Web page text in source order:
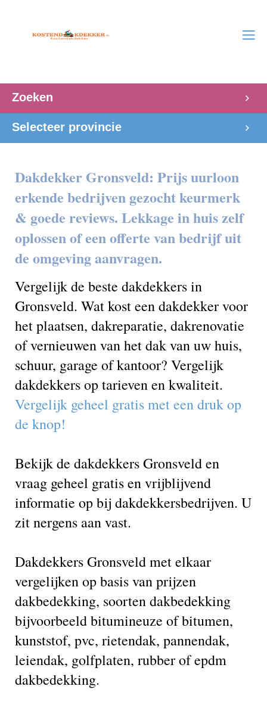
Zoeken
Selecteer provincie
Dakdekker Gronsveld: Prijs uurloon
erkende bedrijven gezocht keurmerk
& goede reviews. Lekkage in huis zelf
oplossen of een offerte van bedrijf uit
de omgeving aanvragen.
Vergelijk de beste dakdekkers in
Gronsveld. Wat kost een dakdekker voor
het plaatsen, dakreparatie, dakrenovatie
of vernieuwen van het dak van uw huis,
schuur, garage of kantoor? Vergelijk
dakdekkers op tarieven en kwaliteit.
Vergelijk geheel gratis met een druk op
de knop!
Bekijk de dakdekkers Gronsveld en
vraag geheel gratis en vrijblijvend
informatie op bij dakdekkersbedrijven. U
zit nergens aan vast.
Dakdekkers Gronsveld met elkaar
vergelijken op basis van prijzen
dakbedekking, soorten dakbedekking
bijvoorbeeld bitumineuze of bitumen,
kunststof, pvc, rietendak, pannendak,
leiendak, golfplaten, rubber of epdm
dakbedekking.